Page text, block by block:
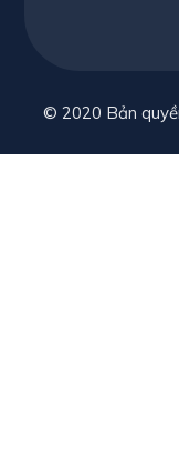
© 2020 Bản